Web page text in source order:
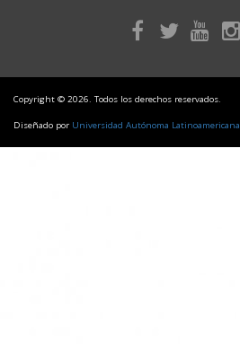
Copyright © 2026. Todos los derechos reservados.
Diseñado por Universidad Autónoma Latinoamericana